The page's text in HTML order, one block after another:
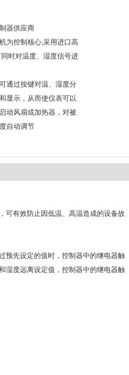
器供应商
为控制核心,采用进口高
时对温度、湿度信号进
通过按键对温、湿度分
显示，从而使仪表可以
动风扇或加热器，对被
自动调节
可有效防止因低温、高温造成的设备故
预先设定的值时，控制器中的继电器触
湿度远离设定值，控制器中的继电器触